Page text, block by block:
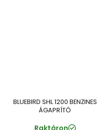
BLUEBIRD SHL 1200 BENZINES
ÁGAPRÍTÓ
Raktáron